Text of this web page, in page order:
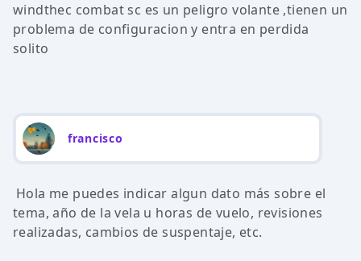
windthec combat sc es un peligro volante ,tienen un
problema de configuracion y entra en perdida
solito
francisco
Hola me puedes indicar algun dato más sobre el
tema, año de la vela u horas de vuelo, revisiones
realizadas, cambios de suspentaje, etc.